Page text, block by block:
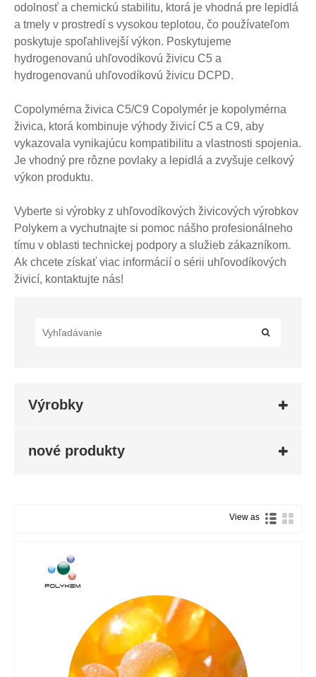
odolnosť a chemickú stabilitu, ktorá je vhodná pre lepidlá
a tmely v prostredí s vysokou teplotou, čo používateľom
poskytuje spoľahlivejší výkon. Poskytujeme
hydrogenovanú uhľovodíkovú živicu C5 a
hydrogenovanú uhľovodíkovú živicu DCPD.
Copolymérna živica C5/C9 Copolymér je kopolymérna
živica, ktorá kombinuje výhody živicí C5 a C9, aby
vykazovala vynikajúcu kompatibilitu a vlastnosti spojenia.
Je vhodný pre rôzne povlaky a lepidlá a zvyšuje celkový
výkon produktu.
Vyberte si výrobky z uhľovodíkových živicových výrobkov
Polykem a vychutnajte si pomoc nášho profesionálneho
tímu v oblasti technickej podpory a služieb zákazníkom.
Ak chcete získať viac informácií o sérii uhľovodíkových
živicí, kontaktujte nás!
Výrobky
nové produkty
View as